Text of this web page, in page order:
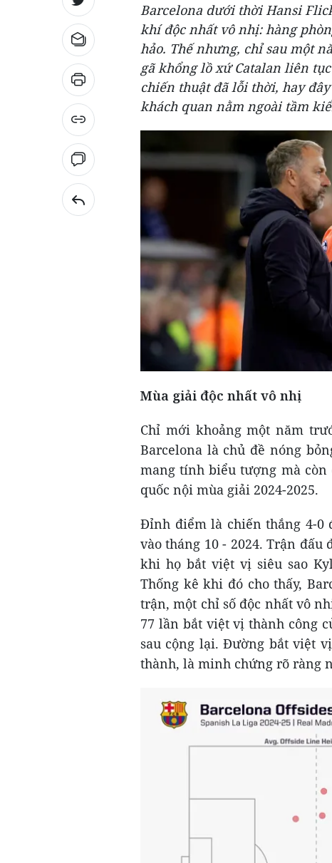
Barcelona dưới thời Hansi
khí độc nhất vô nhị: hàng
hảo. Thế nhưng, chỉ sau một
gã khổng lồ xứ Catalan liên
chiến thuật đã lỗi thời, hay
khách quan nằm ngoài tầm
Mùa giải độc nhất vô nhị
Chỉ mới khoảng một năm
Barcelona là chủ đề nóng
mang tính biểu tượng mà
quốc nội mùa giải 2024-2025.
Đỉnh điểm là chiến thắng 4-0
vào tháng 10 - 2024. Trận đấu
khi họ bắt việt vị siêu sao
Thống kê khi đó cho thấy,
trận, một chỉ số độc nhất vô
77 lần bắt việt vị thành công
sau cộng lại. Đường bắt việt
thành, là minh chứng rõ ràng